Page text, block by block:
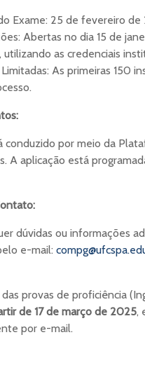
Exame: 25 de fevereiro de
Abertas no dia 15 de
utilizando as credenciais
Limitadas: As primeiras 150
conduzido por meio da
A aplicação está
dúvidas ou informações
e-mail:
provas de proficiência
de 17 de março de 2025,
por e-mail.